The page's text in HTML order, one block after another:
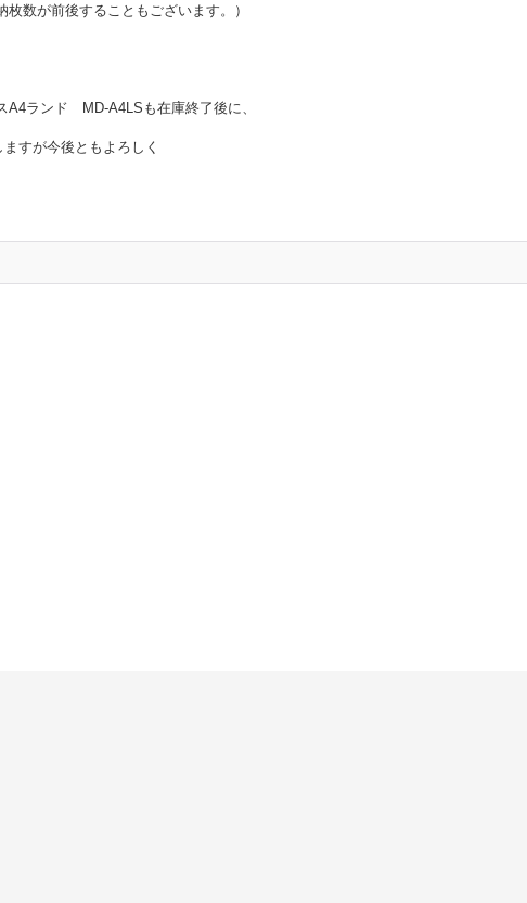
数が前後することもございます。）
ランド MD-A4LSも在庫終了後に、
すが今後ともよろしく